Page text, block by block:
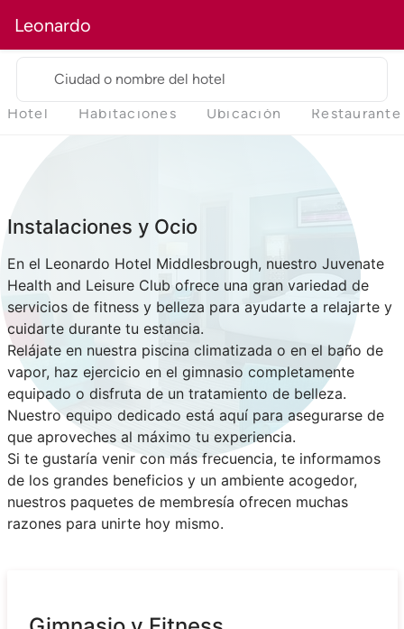
Leonardo
Ciudad o nombre del hotel
Hotel Habitaciones Ubicación Restaurante
Instalaciones y Ocio
En el Leonardo Hotel Middlesbrough, nuestro Juvenate
Health and Leisure Club ofrece una gran variedad de
servicios de fitness y belleza para ayudarte a relajarte y
cuidarte durante tu estancia.
Relájate en nuestra piscina climatizada o en el baño de
vapor, haz ejercicio en el gimnasio completamente
equipado o disfruta de un tratamiento de belleza.
Nuestro equipo dedicado está aquí para asegurarse de
que aproveches al máximo tu experiencia.
Si te gustaría venir con más frecuencia, te informamos
de los grandes beneficios y un ambiente acogedor,
nuestros paquetes de membresía ofrecen muchas
razones para unirte hoy mismo.